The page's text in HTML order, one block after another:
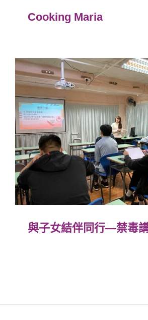
Cooking Maria
與子女結伴同行—禁毒